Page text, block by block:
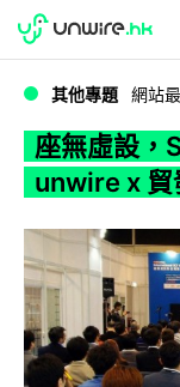
WWDC 2026
其他專題 網站
座無虛設，
unwire x 貿